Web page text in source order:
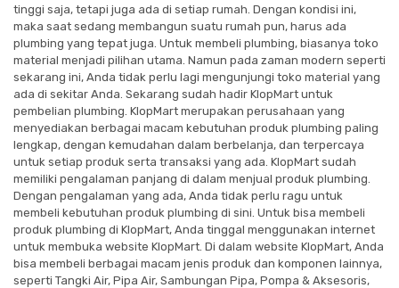
tinggi saja, tetapi juga ada di setiap rumah. Dengan kondisi ini,
maka saat sedang membangun suatu rumah pun, harus ada
plumbing yang tepat juga. Untuk membeli plumbing, biasanya toko
material menjadi pilihan utama. Namun pada zaman modern seperti
sekarang ini, Anda tidak perlu lagi mengunjungi toko material yang
ada di sekitar Anda. Sekarang sudah hadir KlopMart untuk
pembelian plumbing. KlopMart merupakan perusahaan yang
menyediakan berbagai macam kebutuhan produk plumbing paling
lengkap, dengan kemudahan dalam berbelanja, dan terpercaya
untuk setiap produk serta transaksi yang ada. KlopMart sudah
memiliki pengalaman panjang di dalam menjual produk plumbing.
Dengan pengalaman yang ada, Anda tidak perlu ragu untuk
membeli kebutuhan produk plumbing di sini. Untuk bisa membeli
produk plumbing di KlopMart, Anda tinggal menggunakan internet
untuk membuka website KlopMart. Di dalam website KlopMart, Anda
bisa membeli berbagai macam jenis produk dan komponen lainnya,
seperti Tangki Air, Pipa Air, Sambungan Pipa, Pompa & Aksesoris,